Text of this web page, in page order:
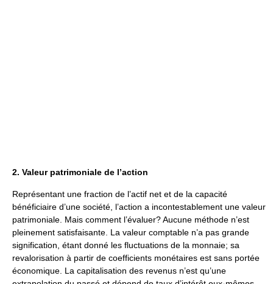
2. Valeur patrimoniale de l’action
Représentant une fraction de l’actif net et de la capacité
bénéficiaire d’une société, l’action a incontestablement une valeur
patrimoniale. Mais comment l’évaluer? Aucune méthode n’est
pleinement satisfaisante. La valeur comptable n’a pas grande
signification, étant donné les fluctuations de la monnaie; sa
revalorisation à partir de coefficients monétaires est sans portée
économique. La capitalisation des revenus n’est qu’une